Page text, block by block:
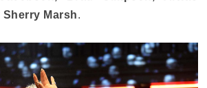
Sherry Marsh.